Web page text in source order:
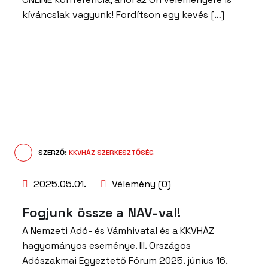
kíváncsiak vagyunk! Fordítson egy kevés […]
SZERZŐ: KKVHÁZ SZERKESZTŐSÉG
2025.05.01. Vélemény (0)
Fogjunk össze a NAV-val!
A Nemzeti Adó- és Vámhivatal és a KKVHÁZ
hagyományos eseménye. III. Országos
Adószakmai Egyeztető Fórum 2025. június 16.